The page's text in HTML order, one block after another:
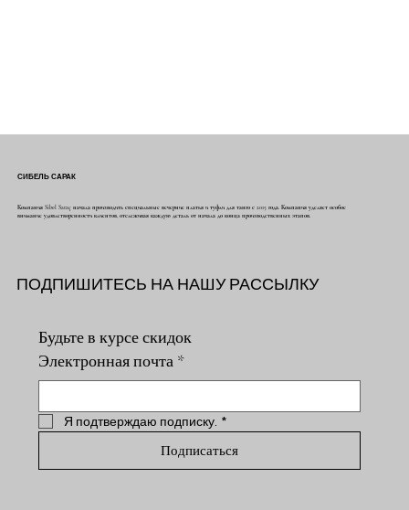
СИБЕЛЬ САРАК
Компания Sibel Saraç начала производить специальные вечерние платья и туфли для танго с 2015 года. Компания уделяет особое
внимание удовлетворенности клиентов, отслеживая каждую деталь от начала до конца производственных этапов.
ПОДПИШИТЕСЬ НА НАШУ РАССЫЛКУ
Будьте в курсе скидок
Электронная почта *
Я подтверждаю подписку. *
Подписаться